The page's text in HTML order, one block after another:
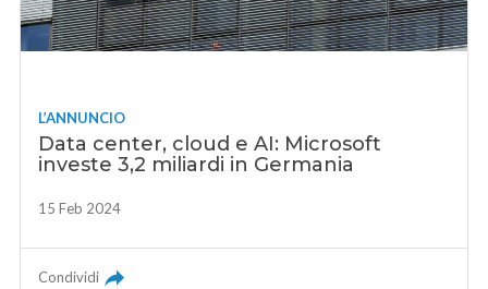
L’ANNUNCIO
Data center, cloud e AI: Microsoft
investe 3,2 miliardi in Germania
15 Feb 2024
Condividi